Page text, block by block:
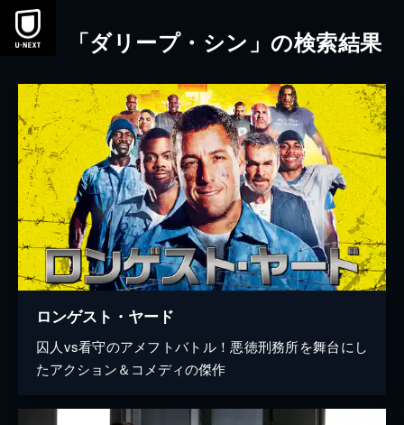
本文へスキップ
「ダリープ・シン」の検索結果
ロンゲスト・ヤード
囚人vs看守のアメフトバトル！悪徳刑務所を舞台にし
たアクション＆コメディの傑作